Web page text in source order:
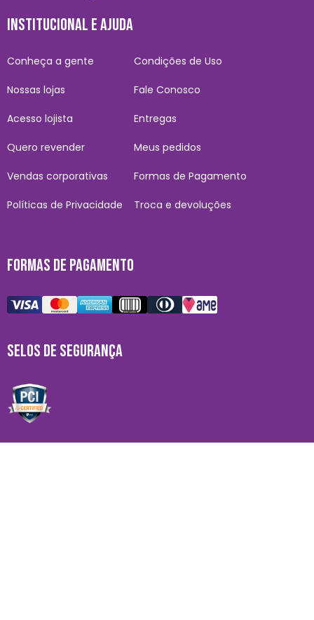
INSTITUCIONAL E AJUDA
Conheça a gente
Nossas lojas
Acesso lojista
Quero revender
Vendas corporativas
Políticas de Privacidade
Condições de Uso
Fale Conosco
Entregas
Meus pedidos
Formas de Pagamento
Troca e devoluções
FORMAS DE PAGAMENTO
SELOS DE SEGURANÇA